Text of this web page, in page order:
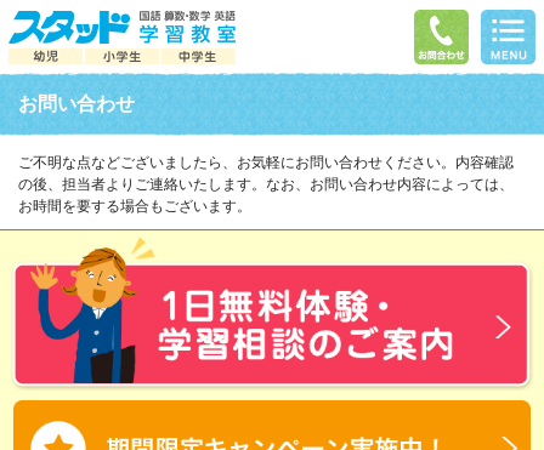
お問い合わせ
ご不明な点などございましたら、お気軽にお問い合わせください。 内容確認
の後、担当者よりご連絡いたします。なお、お問い合わせ内容によっては、
お時間を要する場合もございます。